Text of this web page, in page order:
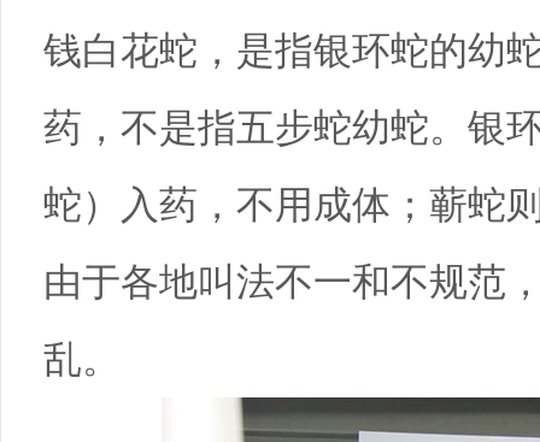
钱白花蛇，是指银环蛇的幼
药，不是指五步蛇幼蛇。银
蛇）入药，不用成体；蕲蛇
由于各地叫法不一和不规范
乱。